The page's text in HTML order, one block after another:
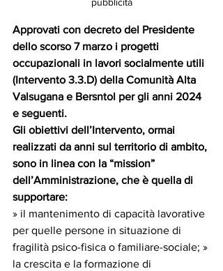
pubblicità
Approvati con decreto del Presidente
dello scorso 7 marzo i progetti
occupazionali in lavori socialmente utili
(Intervento 3.3.D) della Comunità Alta
Valsugana e Bersntol per gli anni 2024
e seguenti.
Gli obiettivi dell’Intervento, ormai
realizzati da anni sul territorio di ambito,
sono in linea con la “mission”
dell’Amministrazione, che è quella di
supportare:
» il mantenimento di capacità lavorative
per quelle persone in situazione di
fragilità psico-fisica o familiare-sociale; »
la crescita e la formazione di